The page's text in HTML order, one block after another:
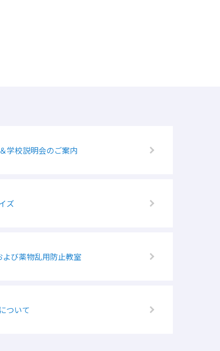
校説明会のご案内
ズ
び薬物乱用防止教室
ついて